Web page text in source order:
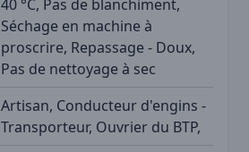
40 °C, Pas de blanchiment,
Séchage en machine à
proscrire, Repassage - Doux,
Pas de nettoyage à sec
Artisan, Conducteur d'engins -
Transporteur, Ouvrier du BTP,